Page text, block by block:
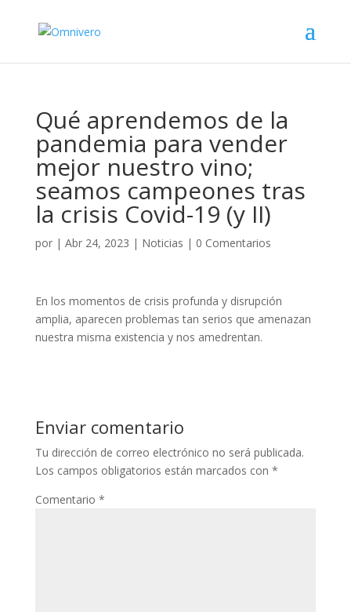
Qué aprendemos de la
pandemia para vender
mejor nuestro vino;
seamos campeones tras
la crisis Covid-19 (y II)
por | Abr 24, 2023 | Noticias | 0 Comentarios
En los momentos de crisis profunda y disrupción
amplia, aparecen problemas tan serios que amenazan
nuestra misma existencia y nos amedrentan.
Enviar comentario
Tu dirección de correo electrónico no será publicada.
Los campos obligatorios están marcados con *
Comentario *